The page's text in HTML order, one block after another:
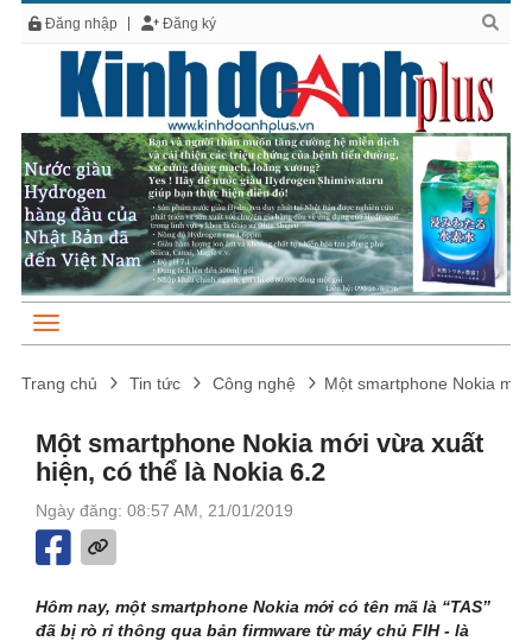
Đăng nhập Đăng ký
Trang chủ Tin tức Công nghệ Một smartphone Nokia
Một smartphone Nokia mới vừa xuất
hiện, có thể là Nokia 6.2
Ngày đăng: 08:57 AM, 21/01/2019
Hôm nay, một smartphone Nokia mới có tên mã là “TAS”
đã bị rò rỉ thông qua bản firmware từ máy chủ FIH - là